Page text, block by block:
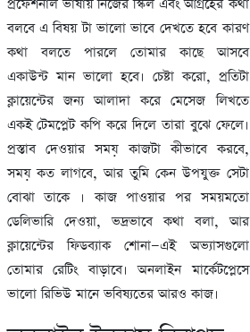
প্রফেশনাল ভাষায় নিজের স্কিল এবং আগ্রহের কথা
বলবে এ বিষয় টা ভালো ভাবে দেখতে হবে কারণ
কথা বলতে পারলে তোমার কাছে আসবে
একাউন্ট মান ভালো হবে। চেষ্টা করো, প্রতিটা
ক্লায়েন্টের জন্য আলাদা করে মেসেজ লিখতে
একই টেমপ্লেট কপি করে দিলে তারা বুঝে ফেলে।
প্রস্তাব দেওয়ার সময় কাজটা কীভাবে করবে,
সময় কত লাগবে, আর তুমি কেন উপযুক্ত সেটা
বোঝা তাকে । কাজ পাওয়ার পর সময়মতো
ডেলিভারি দেওয়া, ভদ্রভাবে কথা বলা, আর
ক্লায়েন্টের ফিডব্যাক শোনা—এই অভ্যাসগুলো
তোমার রেটিং বাড়াবে। অনলাইন মার্কেটপ্লেসে
ভালো রিভিউ মানে ভবিষ্যতের আরও কাজ।